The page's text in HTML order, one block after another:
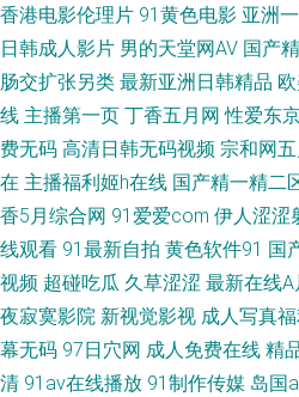
物 午夜剧场欧 国产91福利在线观看 影音
页综合 日韩刺激福利网址 传媒性爱基地
福利91 91啦中文字幕 日韩老师AV 国产
久久三级 91国产原创大香蕉 久久豆花
标精品 91国产精选优质 欧美啪啪啪一区
91吸奶水网站在线观看 一区二卡三卡中
香港电影伦理片 91黄色电影 亚洲
日韩成人影片 男的天堂网AV 国产
肠交扩张另类 最新亚洲日韩精品
线 主播第一页 丁香五月网 性爱东
费无码 高清日韩无码视频 宗和网
在 主播福利姬h在线 国产精一精二
香5月综合网 91爱爱com 伊人涩涩
线观看 91最新自拍 黄色软件91 国
视频 超碰吃瓜 久草涩涩 最新在线A
夜寂寞影院 新视觉影视 成人写真
幕无码 97日穴网 成人免费在线 精
清 91av在线播放 91制作传媒 岛国